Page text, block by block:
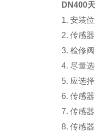
DN400
1. 安装
2. 传感
3. 检修
4. 尽量
5. 应选
6. 传感
7. 传感
8. 传感